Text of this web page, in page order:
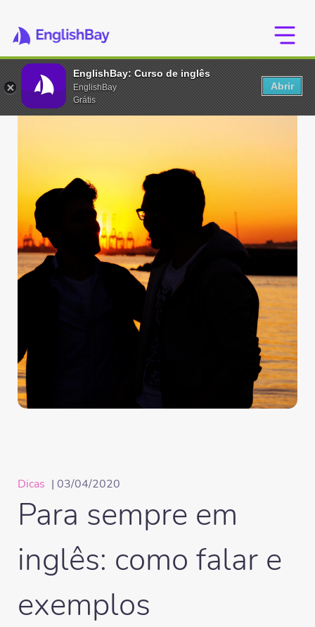
Dicas | 03/04/2020
Para sempre em
inglês: como falar e
exemplos
EnglishBay: Curso de inglês
EnglishBay
Grátis
Abrir